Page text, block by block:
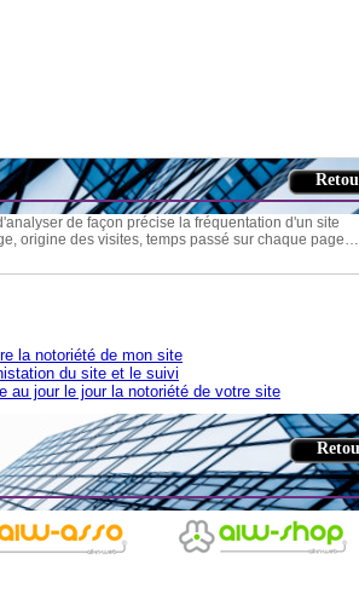
de façon précise la fréquentation d'un site
origine des visites, temps passé sur chaque page…
la notoriété de mon site
du site et le suivi
au jour le jour la notoriété de votre site